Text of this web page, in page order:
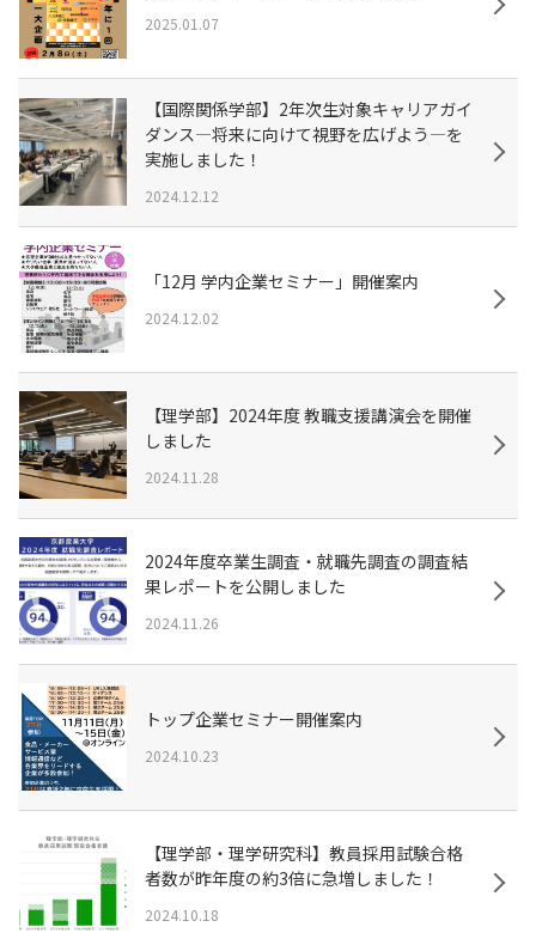
2025.01.07
【国際関係学部】2年次生対象キャリアガイ
ダンス—将来に向けて視野を広げよう—を
実施しました！
2024.12.12
「12月 学内企業セミナー」開催案内
2024.12.02
【理学部】2024年度 教職支援講演会を開催
しました
2024.11.28
2024年度卒業生調査・就職先調査の調査結
果レポートを公開しました
2024.11.26
トップ企業セミナー開催案内
2024.10.23
【理学部・理学研究科】教員採用試験合格
者数が昨年度の約3倍に急増しました！
2024.10.18